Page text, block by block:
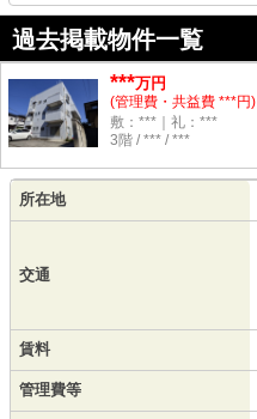
過去掲載物件一覧
***万円
(管理費・共益費 ***円)
敷：***｜礼：***
3階 / *** / ***
所在地
交通
賃料
管理費等